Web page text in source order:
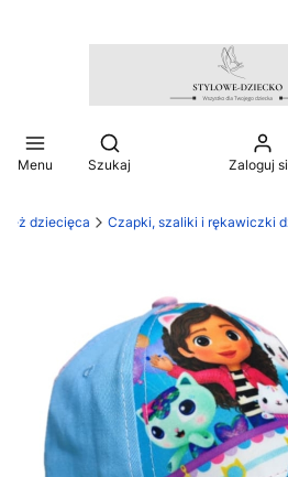
Menu
Otwórz wyszukiwarkę
Szukaj Zaloguj
dziecięca Czapki, szaliki i rękawiczki